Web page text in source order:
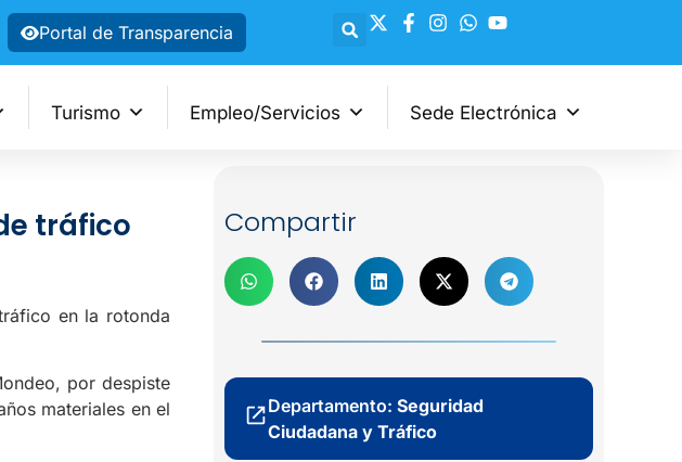
Portal de Transparencia
Turismo Empleo/Servicios Sede Electrónica
tráfico
en la rotonda
por despiste
materiales en el
Compartir
Departamento: Seguridad
Ciudadana y Tráfico